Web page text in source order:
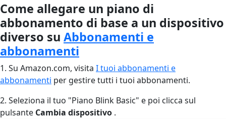
Come allegare un piano di
abbonamento di base a un dispositivo
diverso su Abbonamenti e
abbonamenti
1. Su Amazon.com, visita I tuoi abbonamenti e
abbonamenti per gestire tutti i tuoi abbonamenti.
2. Seleziona il tuo "Piano Blink Basic" e poi clicca sul
pulsante Cambia dispositivo .